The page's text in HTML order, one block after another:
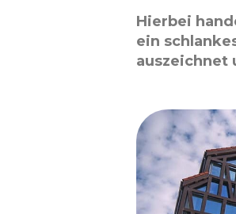
Hierbei
ein
auszeichnet